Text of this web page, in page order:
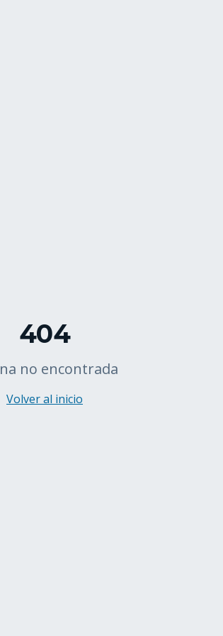
404
no encontrada
Volver al inicio